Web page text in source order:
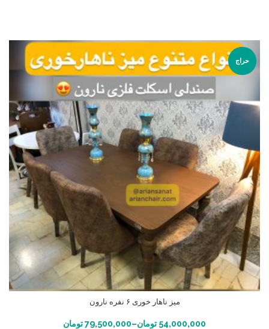
حراج
میز ناهار خوری ۶ نفره نارون
54,000,000 تومان–
79,500,000تومان انتخاب گزینه ها